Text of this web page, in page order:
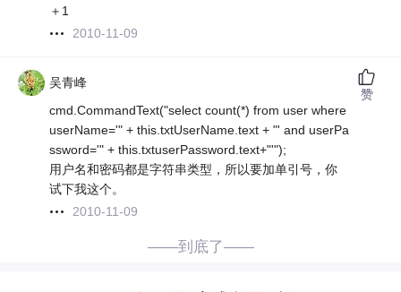
＋1
2010-11-09
吴青峰
cmd.CommandText("select count(*) from user where
userName='" + this.txtUserName.text + "' and userPa
ssword='" + this.txtuserPassword.text+"'");
用户名和密码都是字符串类型，所以要加单引号，你
试下我这个。
2010-11-09
赞
——到底了——